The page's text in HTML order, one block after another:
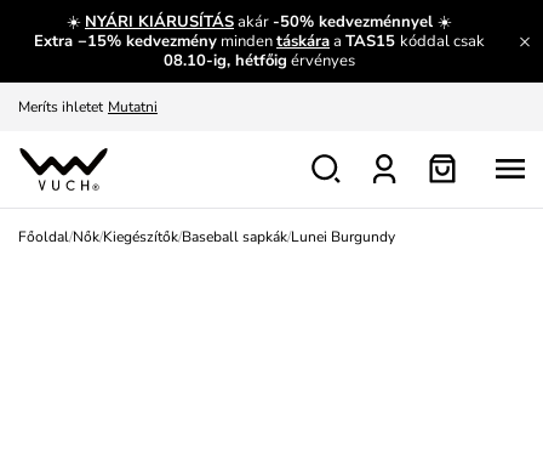
☀️ NYÁRI KIÁRUSÍTÁSakár-50% kedvezménnyel ☀️
Extra −15% kedvezmény mindentáskáraa TAS15 kóddal csak
08.10-ig, hétfőig érvényes
És mi az, amit máshol nem lehet megtudni?
Fedezze fel velünk az újdonságokat. Megtekintés
Meríts ihletet Mutatni
Ingyenes csere és visszaküldés
Főoldal/Nők/Kiegészítők/Baseball sapkák/Lunei Burgundy